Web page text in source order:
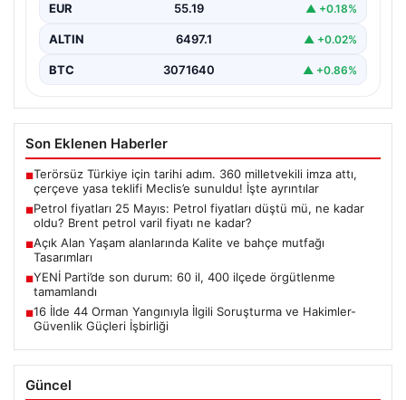
EUR 55.19 ▲ +0.18%
ALTIN 6497.1 ▲ +0.02%
BTC 3071640 ▲ +0.86%
Son Eklenen Haberler
■Terörsüz Türkiye için tarihi adım. 360 milletvekili imza attı,
çerçeve yasa teklifi Meclis’e sunuldu! İşte ayrıntılar
■Petrol fiyatları 25 Mayıs: Petrol fiyatları düştü mü, ne kadar
oldu? Brent petrol varil fiyatı ne kadar?
■Açık Alan Yaşam alanlarında Kalite ve bahçe mutfağı
Tasarımları
■YENİ Parti’de son durum: 60 il, 400 ilçede örgütlenme
tamamlandı
■16 İlde 44 Orman Yangınıyla İlgili Soruşturma ve Hakimler-
Güvenlik Güçleri İşbirliği
Güncel